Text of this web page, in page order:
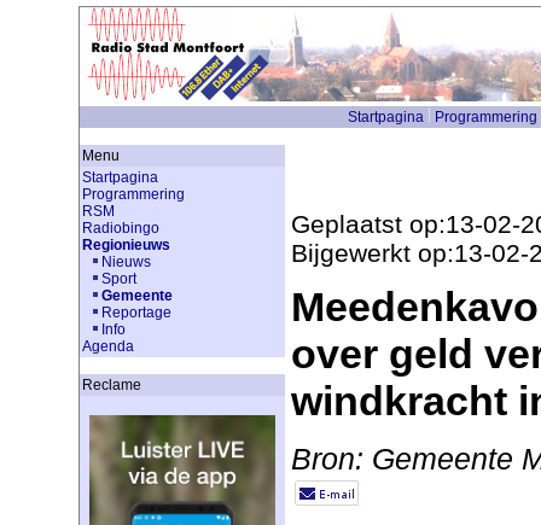
Startpagina Programmering
Menu
Startpagina
Programmering
RSM
Radiobingo
Regionieuws
Nieuws
Sport
Gemeente
Reportage
Info
Agenda
Reclame
Geplaatst op:13-02-
Bijgewerkt op:13-02-
over geld
windkracht
Bron: Gemeente